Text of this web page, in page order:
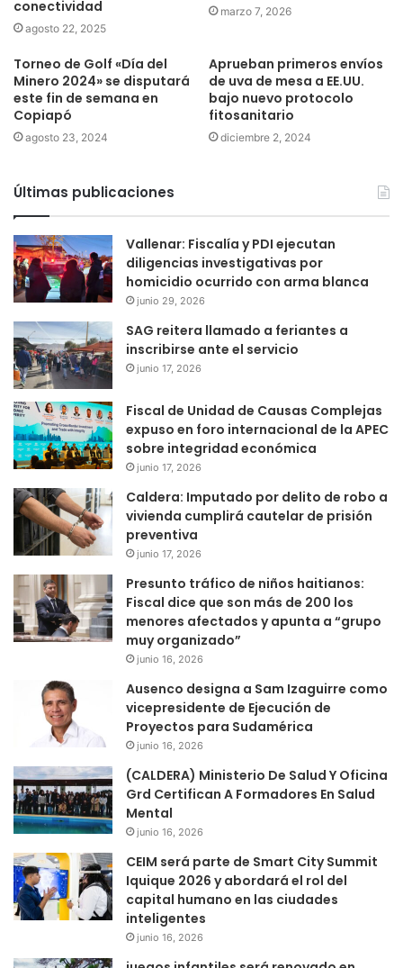
conectividad
agosto 22, 2025
marzo 7, 2026
Torneo de Golf «Día del
Minero 2024» se disputará
este fin de semana en
Copiapó
agosto 23, 2024
Aprueban primeros envíos
de uva de mesa a EE.UU.
bajo nuevo protocolo
fitosanitario
diciembre 2, 2024
Últimas publicaciones
Vallenar: Fiscalía y PDI ejecutan
diligencias investigativas por
homicidio ocurrido con arma blanca
junio 29, 2026
SAG reitera llamado a feriantes a
inscribirse ante el servicio
junio 17, 2026
Fiscal de Unidad de Causas Complejas
expuso en foro internacional de la APEC
sobre integridad económica
junio 17, 2026
Caldera: Imputado por delito de robo a
vivienda cumplirá cautelar de prisión
preventiva
junio 17, 2026
Presunto tráfico de niños haitianos:
Fiscal dice que son más de 200 los
menores afectados y apunta a “grupo
muy organizado”
junio 16, 2026
Ausenco designa a Sam Izaguirre como
vicepresidente de Ejecución de
Proyectos para Sudamérica
junio 16, 2026
(CALDERA) Ministerio De Salud Y Oficina
Grd Certifican A Formadores En Salud
Mental
junio 16, 2026
CEIM será parte de Smart City Summit
Iquique 2026 y abordará el rol del
capital humano en las ciudades
inteligentes
junio 16, 2026